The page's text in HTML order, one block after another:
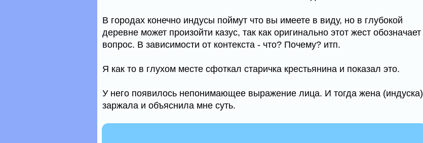
В городах конечно индусы поймут что вы имеете в виду, но в глубокой
деревне может произойти казус, так как оригинально этот жест обозначает
вопрос. В зависимости от контекста - что? Почему? итп.
Я как то в глухом месте сфоткал старичка крестьянина и показал это.
У него появилось непонимающее выражение лица. И тогда жена (индуска)
заржала и объяснила мне суть.